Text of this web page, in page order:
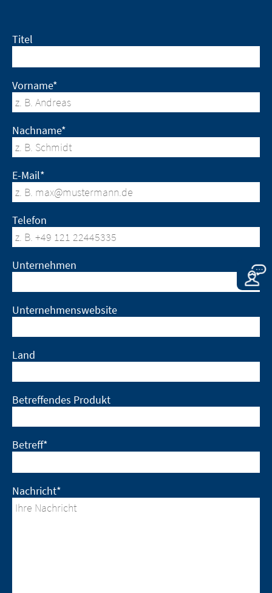
Titel
Vorname*
Nachname*
E-Mail*
Telefon
Unternehmen
Unternehmenswebsite
Land
Betreffendes Produkt
Betreff*
Nachricht*
Sie verlassen nun diese Website. Bezüglich
der Inhalte der folgenden Website und der
dort eingerichteten Hyperlinks zu anderen
Websites hat die Merz Therapeutics GmbH
keinerlei Kontrollmöglichkeiten. Die Merz
Verantwortung für die Inhalte dieser
Websites oder die Folgen ihrer Nutzung
unverzüglich über rechtswidrige Inhalte auf
den verlinkten Websites zu unterrichten.
CONTINUE TOURL
betrieben werden, oder auf dieser
Website eingerichtete Hyperlinks zu
anderen Websites unterliegen den
gesetzlichen Bestimmungen des
wird. Die Merz Therapeutics GmbH
übernimmt keinerlei Verantwortung für
Besuchende. Wir bitten Sie jedoch, uns
unverzüglich über rechtswidrige Inhalte
unterrichten.